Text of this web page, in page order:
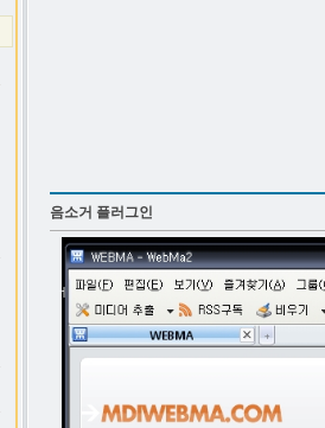
음소거 플러그인